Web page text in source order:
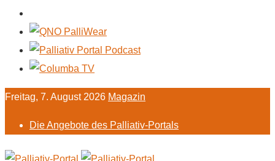
Freitag, 7. August 2026 Magazin
Die Angebote des Palliativ-Portals